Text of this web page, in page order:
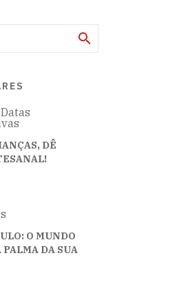
DÊ
O MUNDO
DA SUA